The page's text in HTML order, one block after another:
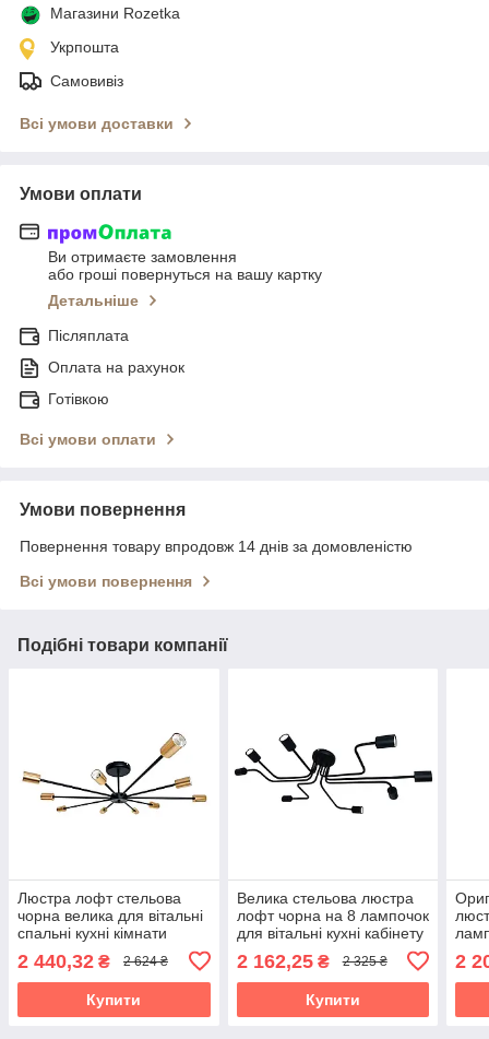
Магазини Rozetka
Укрпошта
Самовивіз
Всі умови доставки
Умови оплати
Ви отримаєте замовлення
або гроші повернуться на вашу картку
Детальніше
Післяплата
Оплата на рахунок
Готівкою
Всі умови оплати
Умови повернення
Повернення товару впродовж 14 днів за домовленістю
Всі умови повернення
Подібні товари компанії
Люстра лофт стельова
чорна велика для вітальні
спальні кухні кімнати
2 440,32 ₴ 2 624 ₴
Купити
Велика стельова люстра
лофт чорна на 8 лампочок
для вітальні кухні кабінету
2 162,25₴ 2 325 ₴
Купити
2